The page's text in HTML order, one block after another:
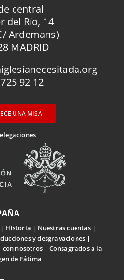
central
del Río, 14
Ardemans)
MADRID
92 12
UNA MISA
Historia
Nuestras cuentas
y desgravaciones
con nosotros
Consagrados a la
de Fátima